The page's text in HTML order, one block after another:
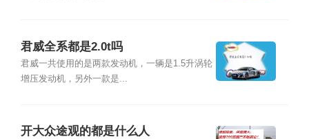
君威全系都是2.0t吗
君威一共使用的是两款发动机，一辆是1.5升涡轮
增压发动机，另外一款是...
开大众途观的都是什么人